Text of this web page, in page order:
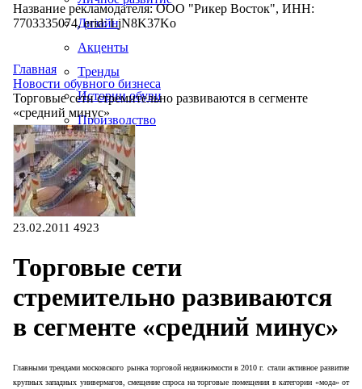
Дизайн
Акценты
Тренды
Истории обуви
Производство
Название рекламодателя: ООО "Рикер Восток", ИНН:
7703335074, erid: LjN8K37Ko
Главная
Новости обувного бизнеса
Торговые сети стремительно развиваются в сегменте
«средний минус»
23.02.2011 4923
Торговые сети
стремительно развиваются
в сегменте «средний минус»
Главными трендами московского рынка торговой недвижимости в 2010 г. стали активное развитие
крупных западных универмагов, смещение спроса на торговые помещения в категории «мода» от